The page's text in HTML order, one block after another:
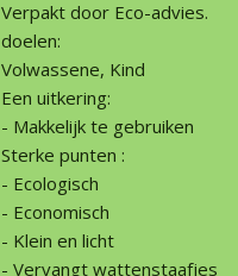
Verpakt door Eco-advies.
doelen:
Volwassene, Kind
Een uitkering:
- Makkelijk te gebruiken
Sterke punten :
- Ecologisch
- Economisch
- Klein en licht
- Vervangt wattenstaafjes